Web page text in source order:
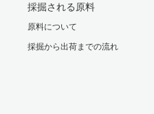
採掘される原料
原料について
採掘から出荷までの流れ